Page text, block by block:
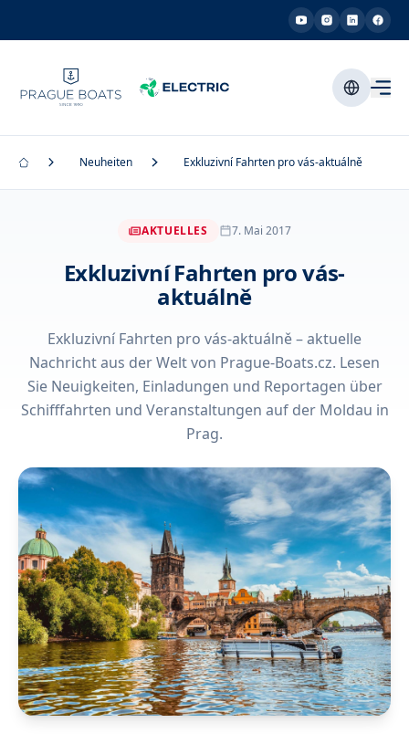
Neuheiten Exkluzivní Fahrten pro vás-aktuálně
AKTUELLES 7. Mai 2017
Exkluzivní Fahrten pro vás-
aktuálně
Exkluzivní Fahrten pro vás-aktuálně – aktuelle
Nachricht aus der Welt von Prague-Boats.cz. Lesen
Sie Neuigkeiten, Einladungen und Reportagen über
Schifffahrten und Veranstaltungen auf der Moldau in
Prag.